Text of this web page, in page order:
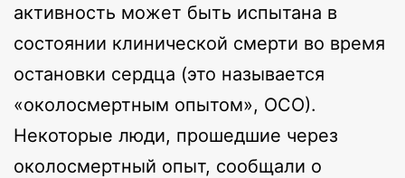
активность может быть испытана в
состоянии клинической смерти во время
остановки сердца (это называется
«околосмертным опытом», ОСО).
Некоторые люди, прошедшие через
околосмертный опыт, сообщали о